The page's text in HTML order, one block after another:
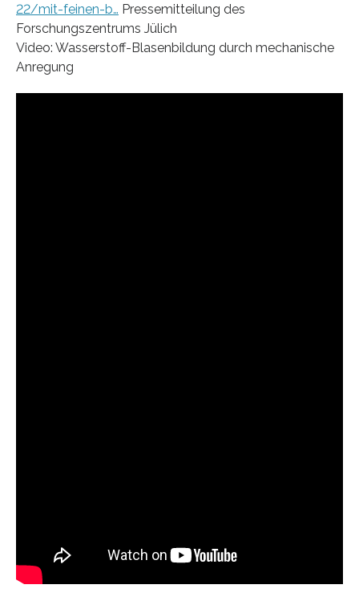
22/mit-feinen-b… Pressemitteilung des
Forschungszentrums Jülich
Video: Wasserstoff-Blasenbildung durch mechanische
Anregung